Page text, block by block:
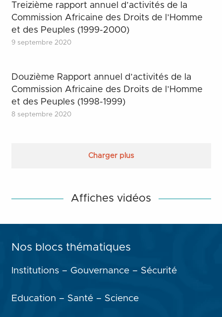
Treizième rapport annuel d’activités de la
Commission Africaine des Droits de l’Homme
et des Peuples (1999-2000)
9 septembre 2020
Douzième Rapport annuel d’activités de la
Commission Africaine des Droits de l’Homme
et des Peuples (1998-1999)
8 septembre 2020
Charger plus
Affiches vidéos
Nos blocs thématiques
Institutions – Gouvernance – Sécurité
Education – Santé – Science